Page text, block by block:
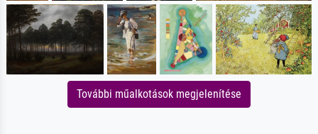
További műalkotások megjelenítése